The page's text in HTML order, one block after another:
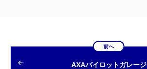
前へ
AXAパイロットガレージ